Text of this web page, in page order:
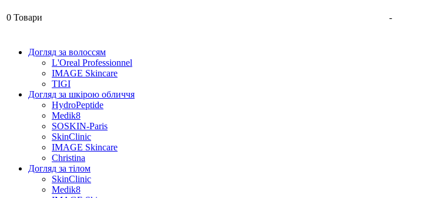
0 Товари -
Догляд за волоссям
L'Oreal Professionnel
IMAGE Skincare
TIGI
Догляд за шкірою обличчя
HydroPeptide
Medik8
SOSKIN-Paris
SkinClinic
IMAGE Skincare
Christina
Догляд за тілом
SkinClinic
Medik8